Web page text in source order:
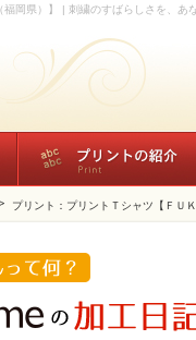
岡県）】 | 刺繍のすばらしさを、あ
プリント：プリントＴシャツ【ＦＵ